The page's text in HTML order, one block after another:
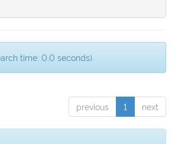
time: 0.0 seconds).
previous 1 next